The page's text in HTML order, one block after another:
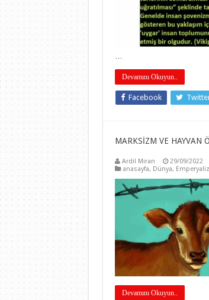
Devamını Okuyun..
Facebook
MARKSİZM VE HAYVAN
Ardil Miran
29/09/2022
anasayfa, Dünya,
Devamını Okuyun..